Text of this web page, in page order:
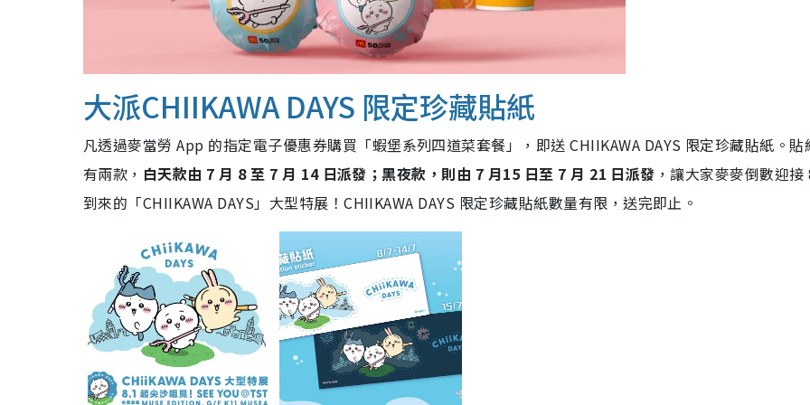
大派CHIIKAWA DAYS 限定珍藏貼紙
凡透過麥當勞 App 的指定電子優惠券購買「蝦堡系列四道菜套餐」，即送 CHIIKAWA DAYS 限定珍藏貼紙。貼
有兩款， 白天款由 7 月 8 至 7 月 14 日派發；黑夜款，則由 7 月15 日至 7 月 21 日派發 ，讓大家麥麥倒數迎接
到來的「CHIIKAWA DAYS」大型特展！CHIIKAWA DAYS 限定珍藏貼紙數量有限，送完即止。